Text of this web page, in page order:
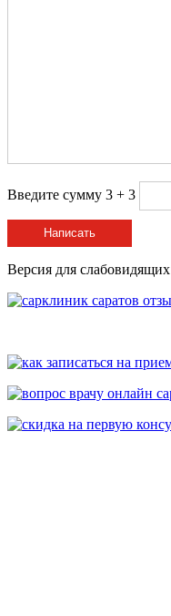
Введите сумму 3 + 3
Написать
Версия для слабовидящих